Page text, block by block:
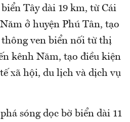
Tây dài 19 km, từ Cái
ở huyện Phú Tân, tạo
thông ven biển nối từ thị
kênh Năm, tạo điều kiện
xã hội, du lịch và dịch vụ
sóng dọc bờ biển dài 11